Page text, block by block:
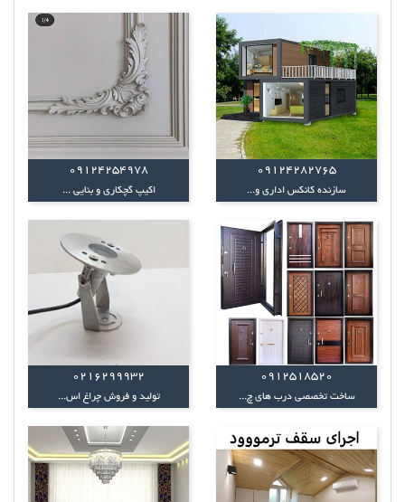
09124282765
سازنده کانکس اداری و...
09124254978
اکیپ گچکاری و بنایی ...
0912518520
ساخت تخصصی درب های چ...
0216299932
تولید و فروش چراغ اس...